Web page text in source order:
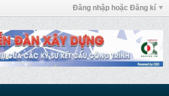
Đăng nhập hoặc Đăng kí